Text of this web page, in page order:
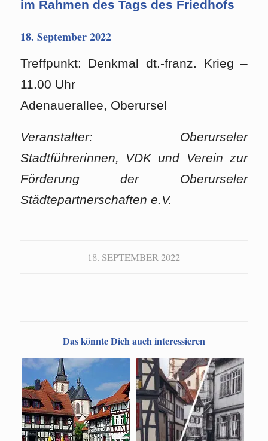
im Rahmen des Tags des Friedhofs
18. September 2022
Treffpunkt: Denkmal dt.-franz. Krieg –
11.00 Uhr
Adenauerallee, Oberursel
Veranstalter: Oberurseler
Stadtführerinnen, VDK und Verein zur
Förderung der Oberurseler
Städtepartnerschaften e.V.
18. SEPTEMBER 2022
Das könnte Dich auch interessieren